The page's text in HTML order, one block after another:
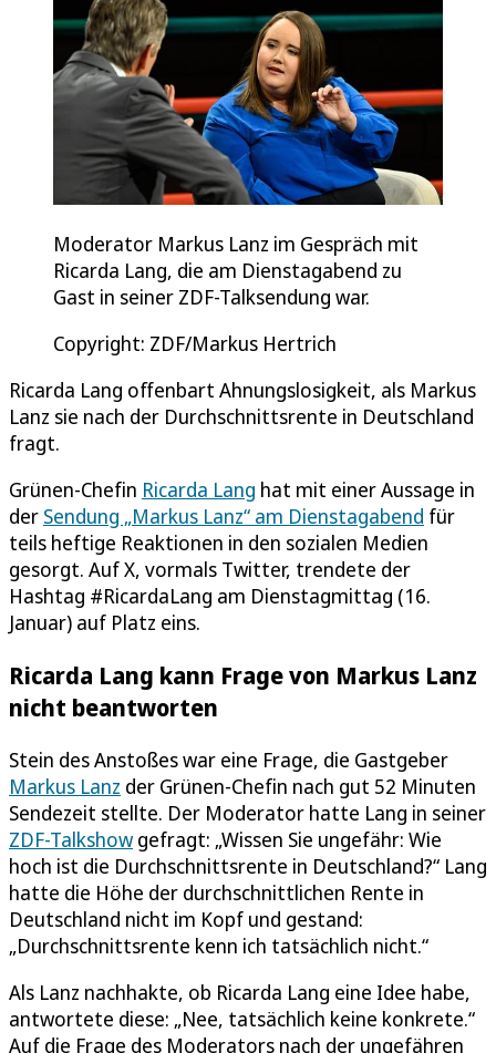
Moderator Markus Lanz im Gespräch mit
Ricarda Lang, die am Dienstagabend zu
Gast in seiner ZDF-Talksendung war.
Copyright: ZDF/Markus Hertrich
Ricarda Lang offenbart Ahnungslosigkeit, als Markus
Lanz sie nach der Durchschnittsrente in Deutschland
fragt.
Grünen-Chefin Ricarda Lang hat mit einer Aussage in
der Sendung „Markus Lanz“ am Dienstagabend für
teils heftige Reaktionen in den sozialen Medien
gesorgt. Auf X, vormals Twitter, trendete der
Hashtag #RicardaLang am Dienstagmittag (16.
Januar) auf Platz eins.
Ricarda Lang kann Frage von Markus Lanz
nicht beantworten
Stein des Anstoßes war eine Frage, die Gastgeber
Markus Lanz der Grünen-Chefin nach gut 52 Minuten
Sendezeit stellte. Der Moderator hatte Lang in seiner
ZDF-Talkshow gefragt: „Wissen Sie ungefähr: Wie
hoch ist die Durchschnittsrente in Deutschland?“ Lang
hatte die Höhe der durchschnittlichen Rente in
Deutschland nicht im Kopf und gestand:
„Durchschnittsrente kenn ich tatsächlich nicht.“
Als Lanz nachhakte, ob Ricarda Lang eine Idee habe,
antwortete diese: „Nee, tatsächlich keine konkrete.“
Auf die Frage des Moderators nach der ungefähren